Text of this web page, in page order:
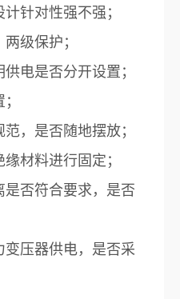
针对性强不强；
级保护；
电是否分开设置；
，是否随地摆放；
材料进行固定；
否符合要求，是否
压器供电，是否采